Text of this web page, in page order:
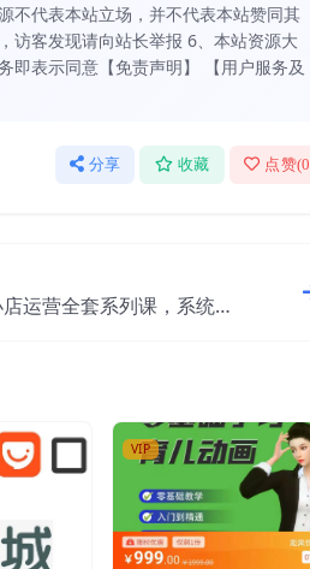
不代表本站立场，并不代表本站赞同其
访客发现请向站长举报 6、本站资源大
即表示同意【免责声明】 【用户服务及
分享 收藏 点赞(0
运营全套系列课，系统掌
VIP